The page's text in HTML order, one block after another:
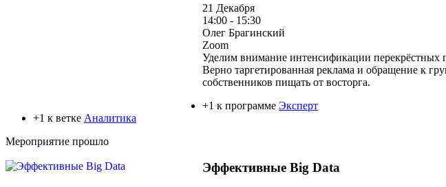
21 Декабря
14:00 - 15:30
Олег Брагинский
Zoom
Уделим внимание интенсификации перекрёстных
Верно таргетированная реклама и обращение к
собственников пищать от восторга.
+1 к программе Эксперт
+1 к ветке Аналитика
Мероприятие прошло
Эффективные Big Data